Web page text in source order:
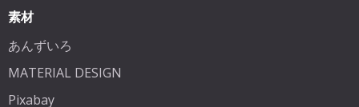
素材
あんずいろ
MATERIAL DESIGN
Pixabay